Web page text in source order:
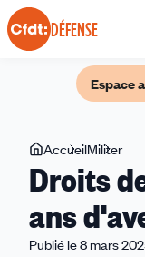
Panneau de gestion des
DÉFENSE
Espace
Vous
êtes
ici
AccueilMiliter
des
:
230
Droits
ans
Publié le 8 mars